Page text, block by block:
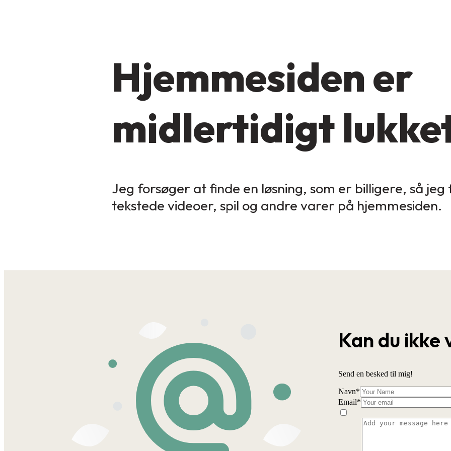
Hjemmesiden er
midlertidigt
Jeg forsøger at finde en løsning, som er billigere, så
tekstede videoer, spil og andre varer på hjemmesiden.
Kan du ikke
Send en besked til mig!
Navn*
Email*